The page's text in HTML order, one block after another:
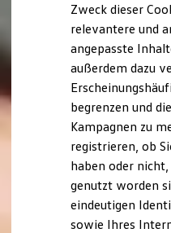
E-Auto-
Software und
Die ID.
ID. Software
Digitale
Hybridautos
Marke und Erlebnis
Volkswagen R
R-Modelle
R Experience
Driving Experience
Volkswagen
Zweck dieser
relevantere und
angepasste
außerdem dazu
begrenzen und
Kampagnen zu
registrieren, ob
haben oder
genutzt worden
eindeutigen
sowie Ihres